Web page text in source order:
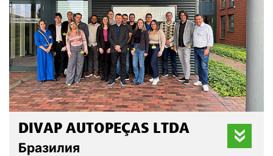
DIVAP AUTOPEÇAS LTDA
Бразилия